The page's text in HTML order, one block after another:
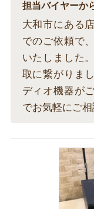
担当バイヤーか
大和市にある
でのご依頼で
いたしました
取に繋がりま
ディオ機器が
でお気軽にご相